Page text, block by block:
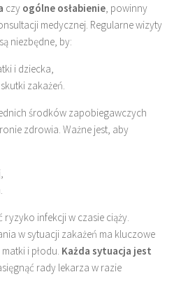
czy ogólne osłabienie , powinny
medycznej. Regularne wizyty
są niezbędne, by:
i dziecka,
zakażeń.
środków zapobiegawczych
zdrowia. Ważne jest, aby
infekcji w czasie ciąży.
w sytuacji zakażeń ma kluczowe
i płodu. Każda sytuacja jest
rady lekarza w razie